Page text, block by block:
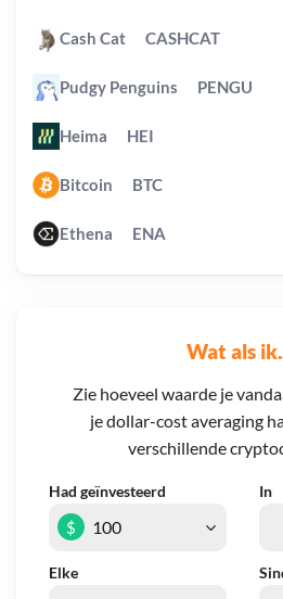
Wat als
Zie hoeveel waarde je
je dollar-cost averaging
verschillende
Had geïnvesteerd In
Elke
$
Cash Cat CASHCAT
Pudgy Penguins PENGU
Heima HEI
Bitcoin BTC
Ethena ENA